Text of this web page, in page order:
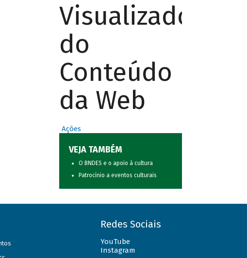
Visualizador
do
Conteúdo
da Web
Ações
VEJA TAMBÉM
O BNDES e o apoio à cultura
Patrocínio a eventos culturais
Redes Sociais
YouTube
Instagram